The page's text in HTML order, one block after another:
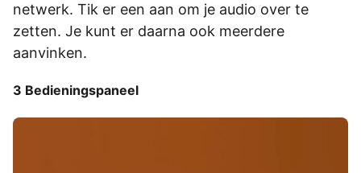
netwerk. Tik er een aan om je audio over te
zetten. Je kunt er daarna ook meerdere
aanvinken.
3 Bedieningspaneel